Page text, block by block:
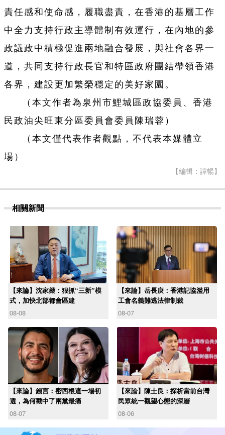
責任感和使命感，履職盡責，在香港的基層工作
中全力支持行政主導體制有效運行，在內地的參
政議政中積極促進兩地融合發展，與社會各界一
道，共同支持行政長官和特區政府團結帶領香港
各界，建設更加繁榮穩定的美好家園。
（本文作者為泉州市鯉城區政協委員、香港
民政油尖旺東分區委員會委員陳瑞蓉）
（本文僅代表作者觀點，不代表本媒體立
場）
【編輯：譚暢】
相關新聞
【來論】沈家燊：狠抓“三新”模
式，加快北部都會區建
08-08
【來論】岳長庚：香港記協濫用
工會名義難逃法律制裁
08-07
【來論】錢言：密西根這一場初
選，為何戳中了兩黨最痛
08-07
【來論】陳士良：探析當前台灣
民眾統一觀望心態的深層
08-06